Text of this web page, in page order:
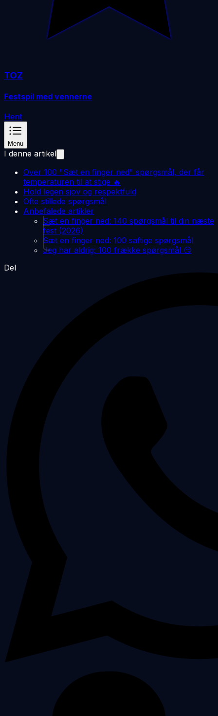
TOZ
Festspil med vennerne
Hent
Menu
I denne artikel
Over 100 "Sæt en finger ned" spørgsmål, der får
temperaturen til at stige 🔥
Hold legen sjov og respektfuld
Ofte stillede spørgsmål
Anbefalede artikler
Sæt en finger ned: 140 spørgsmål til din næste
fest (2026)
Sæt en finger ned: 100 saftige spørgsmål
Jeg har aldrig: 100 frække spørgsmål 😏
Del